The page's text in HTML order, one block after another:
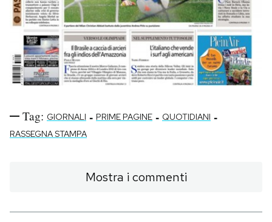
Tag: GIORNALI - PRIME PAGINE - QUOTIDIANI -
RASSEGNA STAMPA
Mostra i commenti